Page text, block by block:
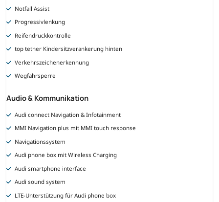
Notfall Assist
Progressivlenkung
Reifendruckkontrolle
top tether Kindersitzverankerung hinten
Verkehrszeichenerkennung
Wegfahrsperre
Audio & Kommunikation
Audi connect Navigation & Infotainment
MMI Navigation plus mit MMI touch response
Navigationssystem
Audi phone box mit Wireless Charging
Audi smartphone interface
Audi sound system
LTE-Unterstützung für Audi phone box